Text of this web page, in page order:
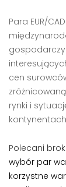
Para EUR/
cen
rynki i
Polecani
wybór par
korzystne